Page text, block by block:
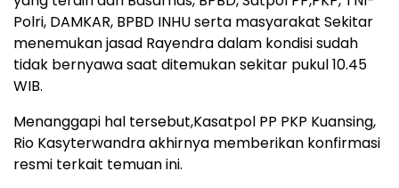
Polri, DAMKAR, BPBD INHU serta masyarakat Sekitar
menemukan jasad Rayendra dalam kondisi sudah
tidak bernyawa saat ditemukan sekitar pukul 10.45
WIB.
Menanggapi hal tersebut,Kasatpol PP PKP Kuansing,
Rio Kasyterwandra akhirnya memberikan konfirmasi
resmi terkait temuan ini.